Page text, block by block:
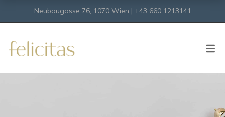
Neubaugasse 76, 1070 Wien | +43 660 1213141